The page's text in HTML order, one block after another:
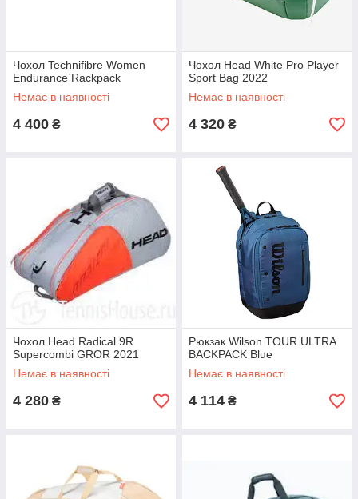
Чохол Technifibre Women
Endurance Rackpack
Немає в наявності
4 400 ₴
Чохол Head White Pro Player
Sport Bag 2022
Немає в наявності
4 320 ₴
Чохол Head Radical 9R
Supercombi GROR 2021
Немає в наявності
4 280 ₴
Рюкзак Wilson TOUR ULTRA
BACKPACK Blue
Немає в наявності
4 114 ₴